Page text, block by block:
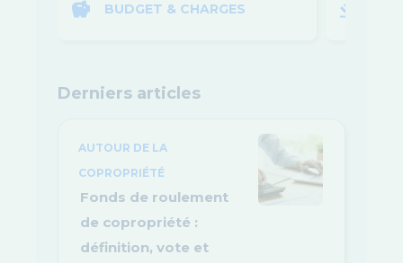
BUDGET & CHARGES
Derniers articles
AUTOUR DE LA
COPROPRIÉTÉ
Fonds de roulement
de copropriété :
définition, vote et